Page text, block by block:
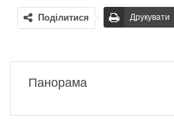
Поділитися Друкувати
Панорама